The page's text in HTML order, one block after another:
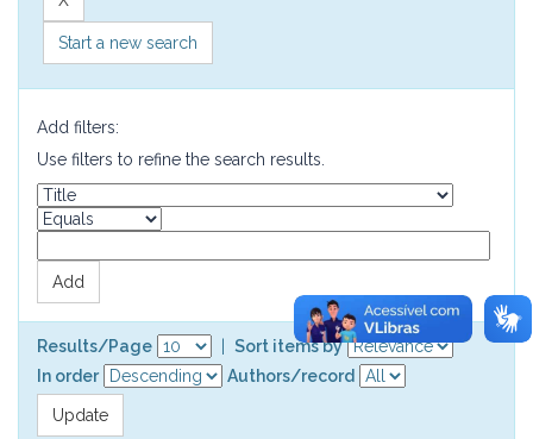
Start a new search
Add filters:
Use filters to refine the search results.
Results/Page
Sort items by
In order
Authors/record